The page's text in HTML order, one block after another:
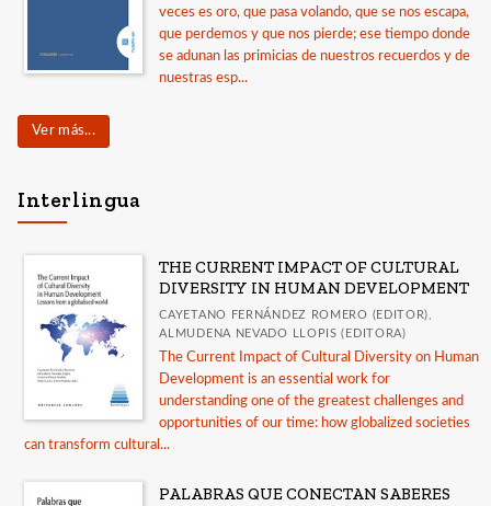
veces es oro, que pasa volando, que se nos escapa,
que perdemos y que nos pierde; ese tiempo donde
se adunan las primicias de nuestros recuerdos y de
nuestras esp...
Ver más...
Interlingua
THE CURRENT IMPACT OF CULTURAL
DIVERSITY IN HUMAN DEVELOPMENT
CAYETANO FERNÁNDEZ ROMERO (EDITOR),
ALMUDENA NEVADO LLOPIS (EDITORA)
The Current Impact of Cultural Diversity on Human
Development is an essential work for
understanding one of the greatest challenges and
opportunities of our time: how globalized societies
can transform cultural...
PALABRAS QUE CONECTAN SABERES